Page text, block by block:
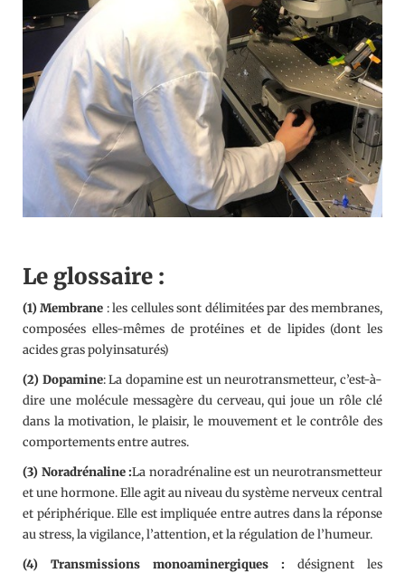
Le glossaire :
(1) Membrane : les cellules sont délimitées par des membranes,
composées elles-mêmes de protéines et de lipides (dont les
acides gras polyinsaturés)
(2) Dopamine: La dopamine est un neurotransmetteur, c’est-à-
dire une molécule messagère du cerveau, qui joue un rôle clé
dans la motivation, le plaisir, le mouvement et le contrôle des
comportements entre autres.
(3) Noradrénaline :La noradrénaline est un neurotransmetteur
et une hormone. Elle agit au niveau du système nerveux central
et périphérique. Elle est impliquée entre autres dans la réponse
au stress, la vigilance, l’attention, et la régulation de l’humeur.
(4) Transmissions monoaminergiques : désignent les